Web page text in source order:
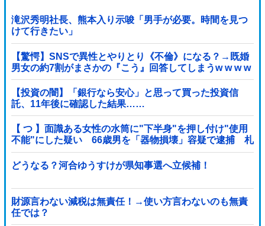
滝沢秀明社長、熊本入り示唆「男手が必要。時間を見つ
けて行きたい」
【驚愕】SNSで異性とやりとり《不倫》になる？→既婚
男女の約7割がまさかの『こう』回答してしまうw w w w
w w w w
【投資の闇】「銀行なら安心」と思って買った投資信
託、11年後に確認した結果……
【 つ 】面識ある女性の水筒に"下半身"を押し付け"使用
不能"にした疑い 66歳男を「器物損壊」容疑で逮捕 札
幌市
どうなる？河合ゆうすけが県知事選へ立候補！
財源言わない減税は無責任！→使い方言わないのも無責
任では？